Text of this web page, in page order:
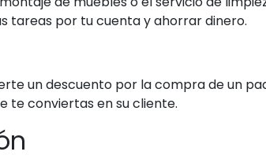
tareas por tu cuenta y ahorrar dinero.
un descuento por la compra de un
te conviertas en su cliente.